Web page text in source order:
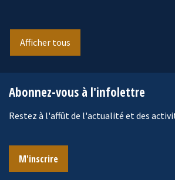
Afficher tous
Abonnez-vous à l'infolettre
Restez à l'affût de l'actualité et des
M'inscrire